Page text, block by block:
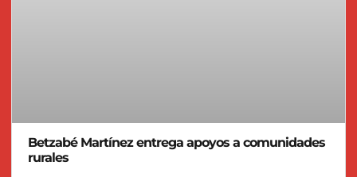
Betzabé Martínez entrega apoyos a comunidades
rurales